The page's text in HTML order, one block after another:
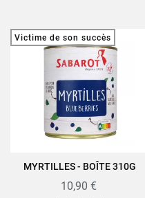
Victime de son succès
MYRTILLES - BOÎTE 310G
10,90 €